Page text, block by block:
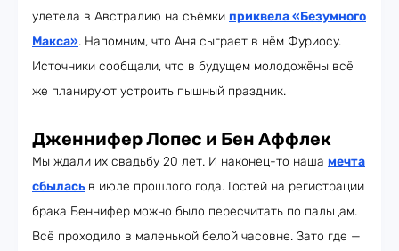
улетела в Австралию на съёмки приквела «Безумного
Макса». Напомним, что Аня сыграет в нём Фуриосу.
Источники сообщали, что в будущем молодожёны всё
же планируют устроить пышный праздник.
Дженнифер Лопес и Бен Аффлек
Мы ждали их свадьбу 20 лет. И наконец-то наша мечта
сбылась в июле прошлого года. Гостей на регистрации
брака Беннифер можно было пересчитать по пальцам.
Всё проходило в маленькой белой часовне. Зато где —